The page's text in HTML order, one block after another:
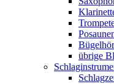
übrige